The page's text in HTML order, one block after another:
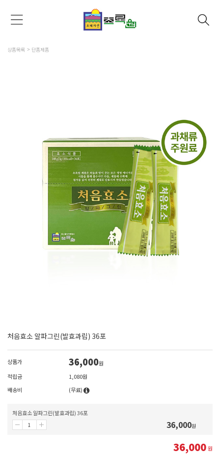
상품목록 단품제품
처음효소 알파그린(발효과립) 36포
상품가 36,000원
적립금
1,080원
배송비
(무료)
처음효소 알파그린(발효과립) 36포
36,000원
36,000원